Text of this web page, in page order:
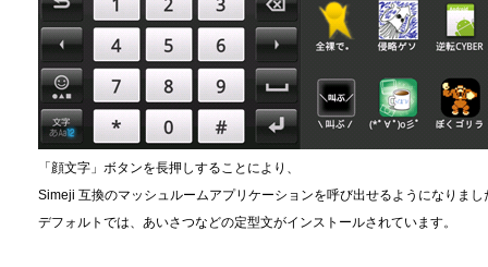
「顔文字」ボタンを長押しすることにより、
Simeji 互換のマッシュルームアプリケーションを呼び出せるようになりまし
デフォルトでは、あいさつなどの定型文がインストールされています。